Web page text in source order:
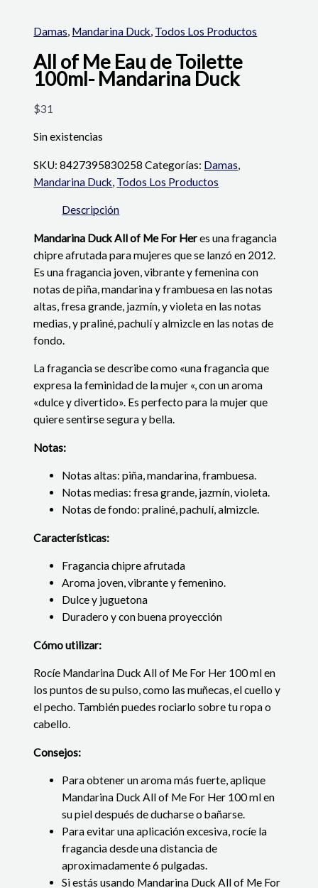
Damas, Mandarina Duck, Todos Los Productos
All of Me Eau de Toilette
100ml- Mandarina Duck
$31
Sin existencias
SKU:8427395830258 Categorías: Damas,
Mandarina Duck, Todos Los Productos
Descripción
Mandarina Duck All of Me For Heres una fragancia
chipre afrutada para mujeres que se lanzó en 2012.
Es una fragancia joven, vibrante y femenina con
notas de piña, mandarina y frambuesa en las notas
altas, fresa grande, jazmín, y violeta en las notas
medias, y praliné, pachulí y almizcle en las notas de
fondo.
La fragancia se describe como «una fragancia que
expresa la feminidad de la mujer «, con un aroma
«dulce y divertido». Es perfecto para la mujer que
quiere sentirse segura y bella.
Notas:
Notas altas: piña, mandarina, frambuesa.
Notas medias: fresa grande, jazmín, violeta.
Notas de fondo: praliné, pachulí, almizcle.
Características:
Fragancia chipre afrutada
Aroma joven,vibrante y femenino.
Dulce y juguetona
Duradero y con buena proyección
Cómo utilizar:
Rocíe Mandarina Duck All of Me For Her 100 ml en
los puntos de su pulso, como las muñecas, el cuello y
el pecho. También puedes rociarlo sobre tu ropa o
cabello.
Consejos:
Para obtener un aroma más fuerte, aplique
Mandarina Duck All of Me For Her 100 ml en
su piel después de ducharse o bañarse.
Para evitar una aplicación excesiva, rocíe la
fragancia desde una distancia de
aproximadamente 6 pulgadas.
Si estás usando Mandarina Duck All of Me For